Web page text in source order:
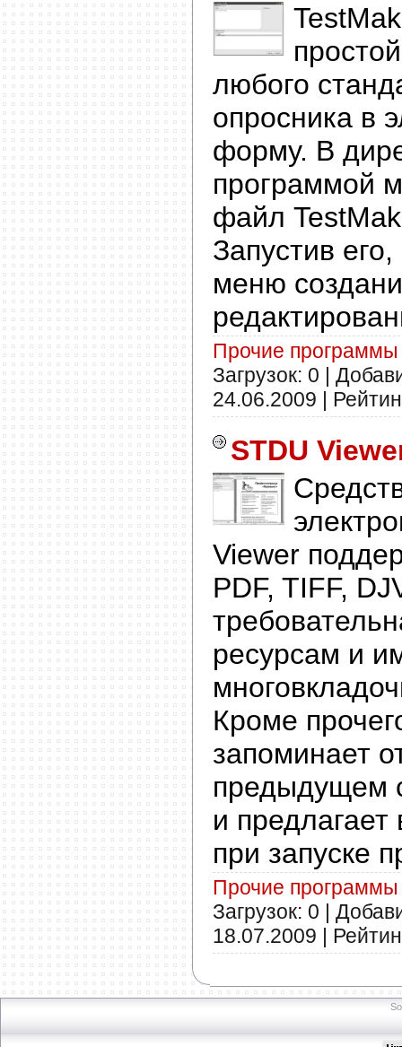
любого
опросника в
форму. В
программой
файл
Запустив
меню
Прочие программы
Загрузок: 0 |
24.06.2009 |
STDU
Viewer
PDF, TIFF,
ресурсам и
Кроме
запоминает
предыдущем
и предлагает
при запуске
Прочие программы
Загрузок: 0 |
18.07.2009 |